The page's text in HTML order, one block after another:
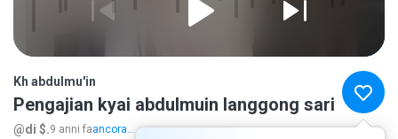
Kh abdulmu'in
Pengajian kyai abdulmuin langgong sari
@di $.9 anni faancora...